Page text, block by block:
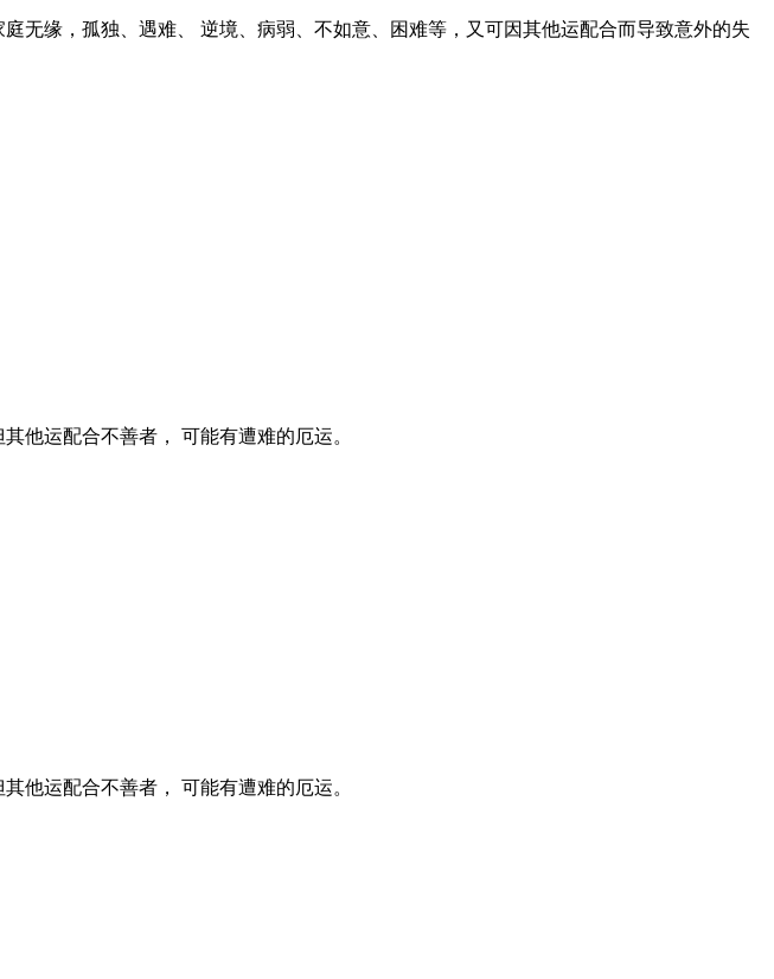
缘，孤独、遇难、 逆境、病弱、不如意、困难等，又可因其他运配合而导致意外的失
运配合不善者， 可能有遭难的厄运。
运配合不善者， 可能有遭难的厄运。